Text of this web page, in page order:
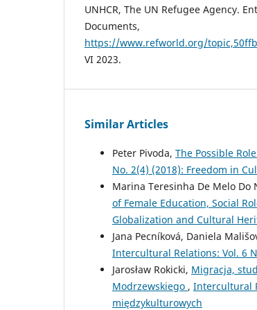
UNHCR, The UN Refugee Agency.
Documents,
https://www.refworld.org/
VI 2023.
Similar Articles
Peter Pivoda, The Possible
No. 2(4) (2018): Freedom in
Marina Teresinha De Melo Do
of Female Education, Social
Globalization and Cultural
Jana Pecníková, Daniela
Intercultural Relations: Vol. 6
Jarosław Rokicki, Migracja,
Modrzewskiego , Intercultural
międzykulturowych